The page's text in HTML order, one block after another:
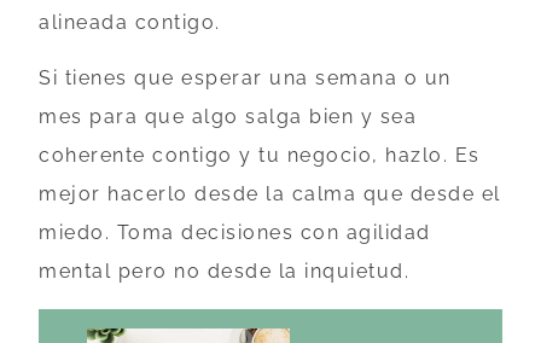
alineada contigo.
Si tienes que esperar una semana o un
mes para que algo salga bien y sea
coherente contigo y tu negocio, hazlo. Es
mejor hacerlo desde la calma que desde el
miedo. Toma decisiones con agilidad
mental pero no desde la inquietud.